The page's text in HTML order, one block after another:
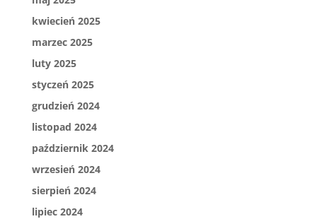
kwiecień 2025
marzec 2025
luty 2025
styczeń 2025
grudzień 2024
listopad 2024
październik 2024
wrzesień 2024
sierpień 2024
lipiec 2024